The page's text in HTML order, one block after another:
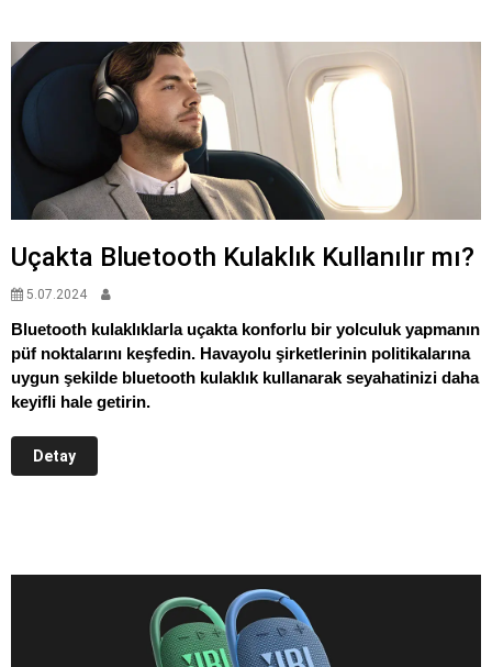
Uçakta Bluetooth Kulaklık Kullanılır mı?
5.07.2024
Bluetooth kulaklıklarla uçakta konforlu bir yolculuk yapmanın
püf noktalarını keşfedin. Havayolu şirketlerinin politikalarına
uygun şekilde bluetooth kulaklık kullanarak seyahatinizi daha
keyifli hale getirin.
Detay